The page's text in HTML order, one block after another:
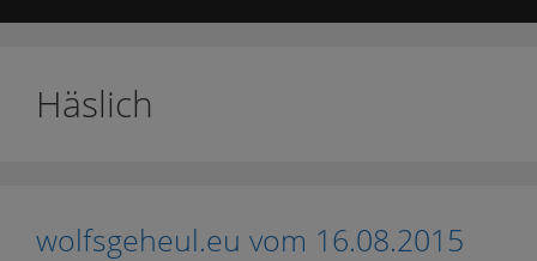
Häslich
wolfsgeheul.eu vom 16.08.2015